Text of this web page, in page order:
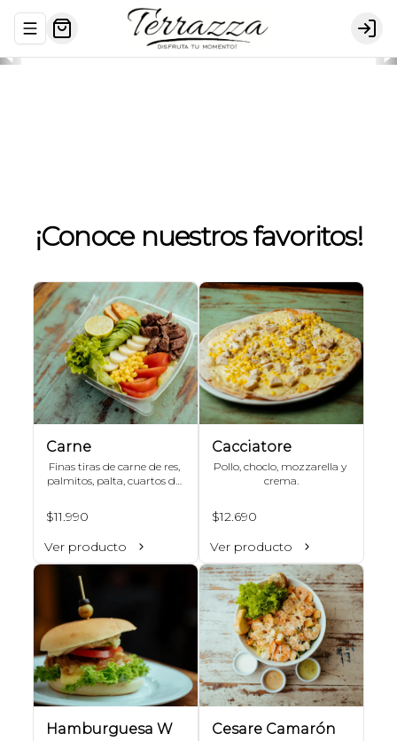
Abrir menu de navegación
¡Conoce nuestros favoritos!
Carne
Finas tiras de carne de res,
palmitos, palta, cuartos de
$11.990
Ver producto
Cacciatore
Pollo, choclo, mozzarella y
crema.
$12.690
Ver producto
Hamburguesa W Cesare Camarón